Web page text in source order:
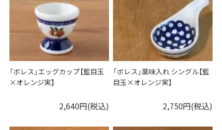
「ボレス」エッグカップ【藍目玉
×オレンジ実】
2,640円(税込)
「ボレス」薬味入れ シングル【藍
目玉×オレンジ実】
2,750円(税込)